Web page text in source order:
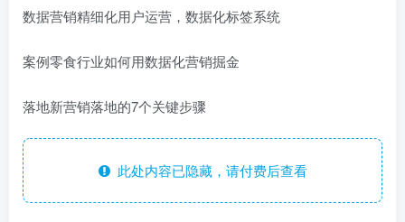
数据营销精细化用户运营，数据化标签系统
案例零食行业如何用数据化营销掘金
落地新营销落地的7个关键步骤
此处内容已隐藏，请付费后查看